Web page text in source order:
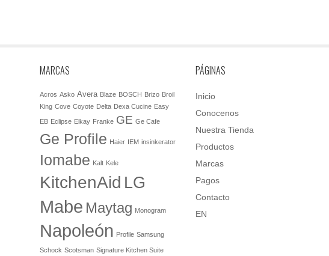
MARCAS
Acros Asko Avera Blaze BOSCH Brizo Broil
King Cove Coyote Delta Dexa Cucine Easy
EB Eclipse Elkay Franke GE Ge Cafe
Ge Profile Haier IEM insinkerator
Iomabe Kalt Kele
KitchenAid LG
Mabe Maytag Monogram
Napoleón Profile Samsung
Schock Scotsman Signature Kitchen Suite
PÁGINAS
Inicio
Conocenos
Nuestra Tienda
Productos
Marcas
Pagos
Contacto
EN